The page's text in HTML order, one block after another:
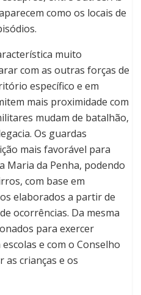
como os locais de
muito
com as outras forças de
específico e em
mais proximidade com
mudam de batalhão,
Os guardas
mais favorável para
Maria da Penha, podendo
com base em
elaborados a partir de
ocorrências. Da mesma
para exercer
e com o Conselho
crianças e os